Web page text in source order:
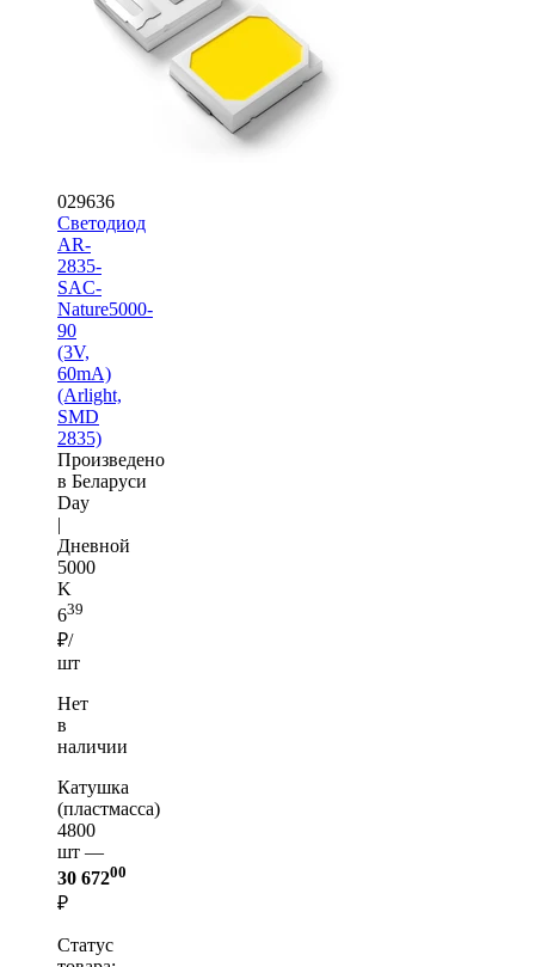
029636
Светодиод
AR-
2835-
SAC-
Nature5000-
90
(3V,
60mA)
(Arlight,
SMD
2835)
Произведено
в Беларуси
Day
|
Дневной
5000
K
639
₽/
шт
Нет
в
наличии
Катушка
(пластмасса)
4800
шт —
30 67200
₽
Статус